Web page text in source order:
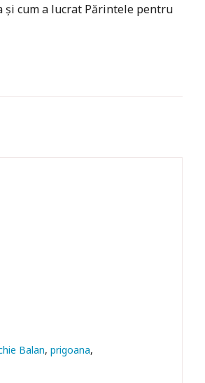
şi cum a lucrat Părintele pentru
Balan prigoana